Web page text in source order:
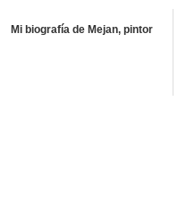
Mi biografía de Mejan, pintor